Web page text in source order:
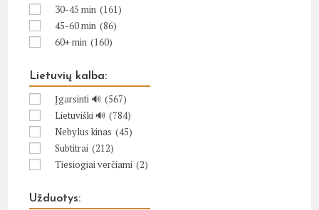
30-45 min (161)
45-60 min (86)
60+ min (160)
Lietuvių kalba:
Įgarsinti 🔊 (567)
Lietuviški 🔊 (784)
Nebylus kinas (45)
Subtitrai (212)
Tiesiogiai verčiami (2)
Užduotys: